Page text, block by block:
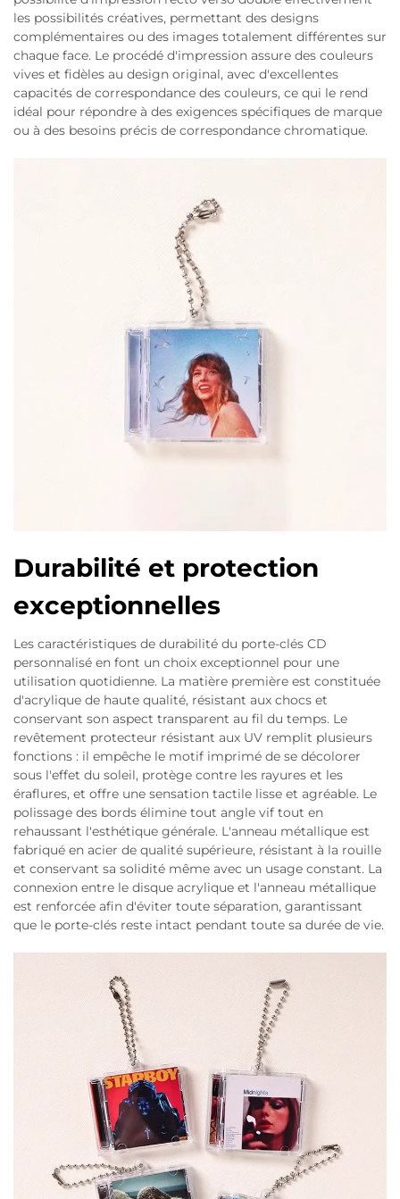
les possibilités créatives, permettant des designs
complémentaires ou des images totalement différentes sur
chaque face. Le procédé d'impression assure des couleurs
vives et fidèles au design original, avec d'excellentes
capacités de correspondance des couleurs, ce qui le rend
idéal pour répondre à des exigences spécifiques de marque
ou à des besoins précis de correspondance chromatique.
Durabilité et protection
exceptionnelles
Les caractéristiques de durabilité du porte-clés CD
personnalisé en font un choix exceptionnel pour une
utilisation quotidienne. La matière première est constituée
d'acrylique de haute qualité, résistant aux chocs et
conservant son aspect transparent au fil du temps. Le
revêtement protecteur résistant aux UV remplit plusieurs
fonctions : il empêche le motif imprimé de se décolorer
sous l'effet du soleil, protège contre les rayures et les
éraflures, et offre une sensation tactile lisse et agréable. Le
polissage des bords élimine tout angle vif tout en
rehaussant l'esthétique générale. L'anneau métallique est
fabriqué en acier de qualité supérieure, résistant à la rouille
et conservant sa solidité même avec un usage constant. La
connexion entre le disque acrylique et l'anneau métallique
est renforcée afin d'éviter toute séparation, garantissant
que le porte-clés reste intact pendant toute sa durée de vie.